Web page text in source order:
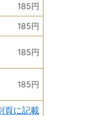
185円
185円
185円
185円
頁に記載